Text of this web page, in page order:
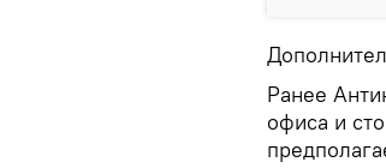
Ранее
офиса и